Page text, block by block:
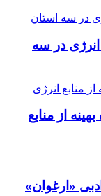
مصرف انرژی در سه
از منابع
«ارغوان»